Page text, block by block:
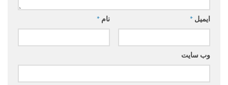
نام * ایمیل *
وب‌ سایت